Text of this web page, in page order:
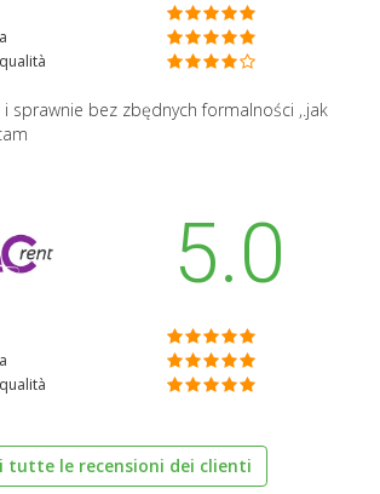
sprawnie bez zbędnych formalności ,.jak
5.0
tutte le recensioni dei clienti